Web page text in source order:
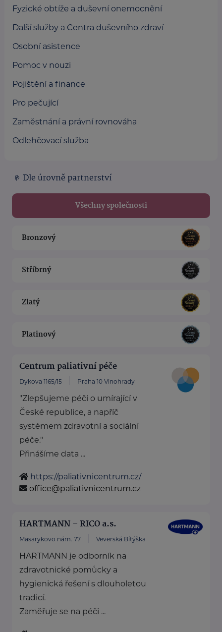
Fyzické obtíže a duševní onemocnění
Další služby a Centra duševního zdraví
Osobní asistence
Pomoc v nouzi
Pojištění a finance
Pro pečující
Zaměstnání a právní rovnováha
Odlehčovací služba
Dle úrovně partnerství
Všechny společnosti
Bronzový
Stříbrný
Zlatý
Platinový
Centrum paliativní péče
Dykova 1165/15 Praha 10 Vinohrady
"Zlepšujeme péči o umírající v
České republice, a napříč
systémem zdravotní a sociální
péče."
Přinášíme data ...
https://paliativnicentrum.cz/
office@paliativnicentrum.cz
HARTMANN – RICO a.s.
Masarykovo nám. 77 Veverská Bítýška
HARTMANN je odborník na
zdravotnické pomůcky a
hygienická řešení s dlouholetou
tradicí.
Zaměřuje se na péči ...